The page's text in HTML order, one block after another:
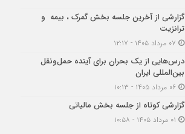
گزارشی از آخرین جلسه بخش گمرک ، بیمه و
ترانزیت
درس‌هایی از یک بحران برای آینده حمل‌ونقل
بین‌المللی ایران
گزارشی کوتاه از جلسه بخش مالیاتی